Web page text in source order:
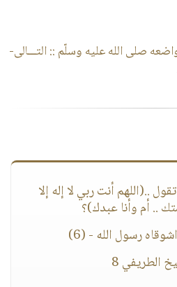
صلى الله عليه وسلّم :: التـــالى-
..(اللهم أنت ربي لا إله إلا
.. أم وأنا عبدك)؟
رسول الله - (6)
الطريفي 8